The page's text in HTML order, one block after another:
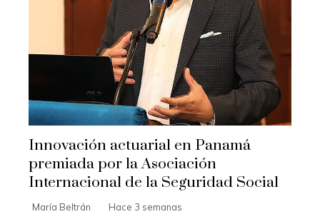
Innovación actuarial en Panamá
premiada por la Asociación
Internacional de la Seguridad Social
María Beltrán Hace 3 semanas